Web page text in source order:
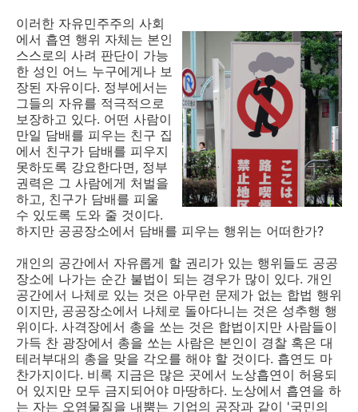
이러한 자유민주주의 사회
에서 흡연 행위 자체는 본인
스스로의 사려 판단이 가능
한 성인 어느 누구에게나 보
장된 자유이다. 정부에서는
그들의 자유를 적극적으로
보장하고 있다. 어떤 사람이
만일 담배를 피우는 친구 집
에서 친구가 담배를 피우지
못하도록 강요한다면, 정부
권력은 그 사람에게 처벌을
하고, 친구가 담배를 피울
수 있도록 도와 줄 것이다.
하지만 공공장소에서 담배를 피우는 행위는 어떠한가?
개인의 공간에서 자유롭게 할 권리가 있는 행위들도 공공
장소에 나가는 순간 불법이 되는 경우가 많이 있다. 개인
공간에서 나체로 있는 것은 아무런 문제가 없는 합법 행위
이지만, 공공장소에서 나체로 돌아다니는 것은 성추행 행
위이다. 사격장에서 총을 쏘는 것은 합법이지만 사람들이
가득 찬 광장에서 총을 쏘는 사람은 본인이 경찰 혹은 대
테러부대의 총을 맞을 각오를 해야 할 것이다. 흡연도 마
찬가지이다. 비록 지금은 많은 곳에서 노상흡연이 허용되
어 있지만 모두 금지되어야 마땅하다. 노상에서 흡연을 하
는 자는 오염물질을 내뿜는 기업의 공장과 같이 '국민의